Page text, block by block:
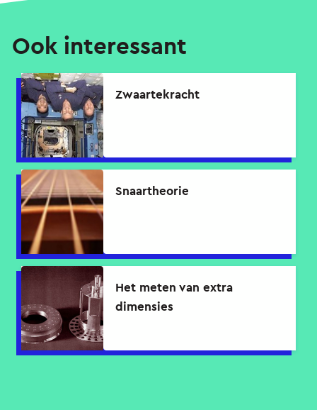
Ook interessant
Zwaartekracht
Snaartheorie
Het meten van extra
dimensies